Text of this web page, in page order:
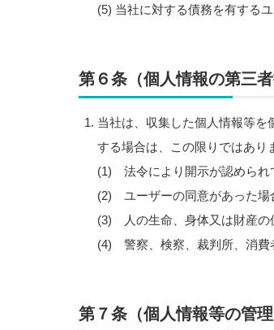
(5) 当社に対する債務を有する
第６条（個人情報の第三者
当社は、収集した個人情報等
する場合は、この限りではあり
(1) 法令により開示が認められ
(2) ユーザーの同意があった場
(3) 人の生命、身体又は財産の
(4) 警察、検察、裁判所、消費
第７条（個人情報等の管理